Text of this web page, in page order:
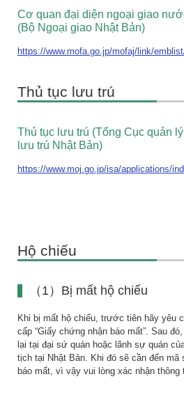
Cơ quan đại diện ngoại giao
(Bộ Ngoại giao Nhật Bản)
https://www.mofa.go.jp/mofaj/link/
Thủ tục lưu trú
Thủ tục lưu trú (Tổng Cục quản
lưu trú Nhật Bản)
https://www.moj.go.jp/isa/applications/
Hộ chiếu
（1）Bị mất hộ chiếu
Khi bị mất hộ chiếu, trước tiên hãy yêu
cấp “Giấy chứng nhận báo mất”. Sau
lại tại đại sứ quán hoặc lãnh sự quán
tịch tại Nhật Bản. Khi đó sẽ cần đến mã
báo mất, vì vậy vui lòng xác nhận thông